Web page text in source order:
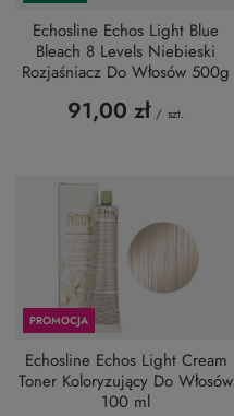
Echosline Echos Light Blue
Bleach 8 Levels Niebieski
Rozjaśniacz Do Włosów 500g
91,00 zł / szt.
PROMOCJA
Echosline Echos Light Cream
Toner Koloryzujący Do Włosów
100 ml